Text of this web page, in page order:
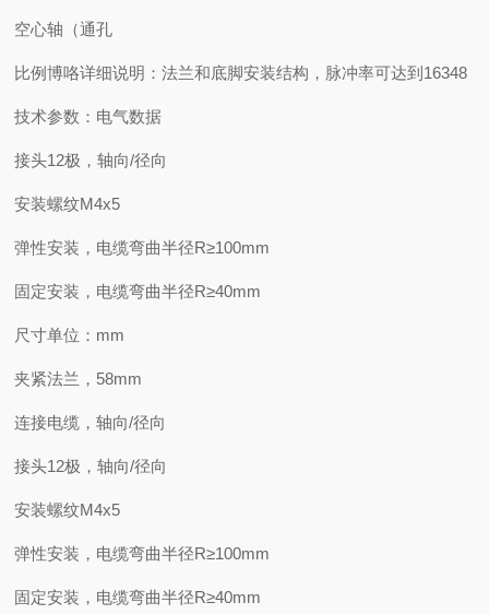
空心轴（通孔
比例博咯详细说明：法兰和底脚安装结构，脉冲率可达到16348
技术参数：电气数据
接头12极，轴向/径向
安装螺纹M4x5
弹性安装，电缆弯曲半径R≥100mm
固定安装，电缆弯曲半径R≥40mm
尺寸单位：mm
夹紧法兰，58mm
连接电缆，轴向/径向
接头12极，轴向/径向
安装螺纹M4x5
弹性安装，电缆弯曲半径R≥100mm
固定安装，电缆弯曲半径R≥40mm